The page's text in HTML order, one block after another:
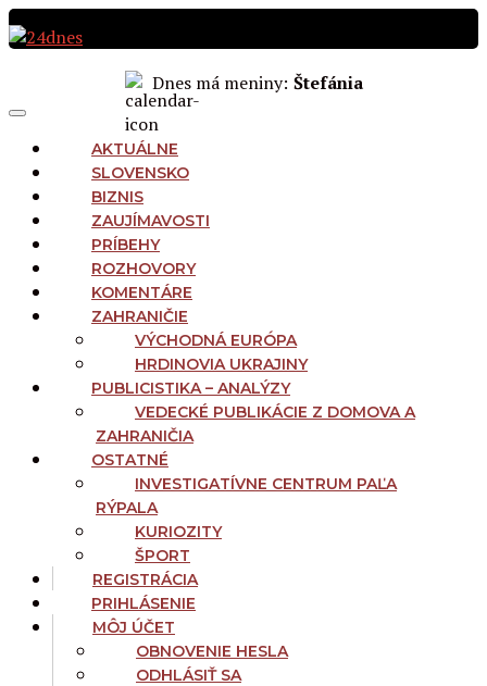
Preskočiť
na
Dnes má meniny: Štefánia
NAVIGATION
Menu
AKTUÁLNE
SLOVENSKO
BIZNIS
ZAUJÍMAVOSTI
PRÍBEHY
ROZHOVORY
KOMENTÁRE
ZAHRANIČIE
VÝCHODNÁ EURÓPA
HRDINOVIA UKRAJINY
PUBLICISTIKA – ANALÝZY
VEDECKÉ PUBLIKÁCIE Z DOMOVA A
ZAHRANIČIA
OSTATNÉ
INVESTIGATÍVNE CENTRUM PAĽA
RÝPALA
KURIOZITY
ŠPORT
REGISTRÁCIA
PRIHLÁSENIE
MÔJ ÚČET
OBNOVENIE HESLA
ODHLÁSIŤ SA